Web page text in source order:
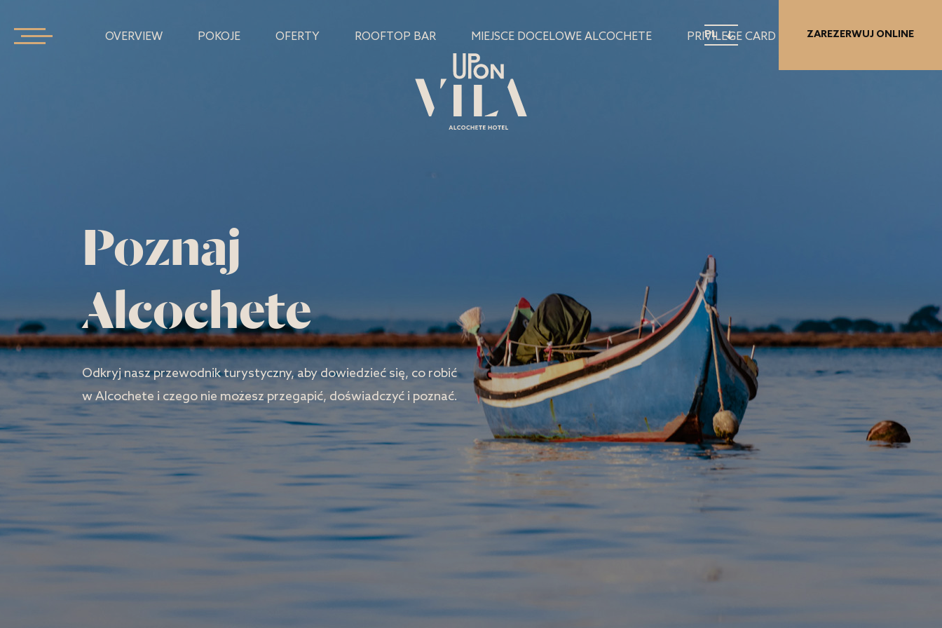
OVERVIEW POKOJE OFERTY ROOFTOP BAR MIEJSCE DOCELOWE ALCOCHETE PRIVILEGE CARD
PL ZAREZERWUJ ONLINE
Poznaj
Alcochete
Odkryj nasz przewodnik turystyczny, aby dowiedzieć się, co robić
w Alcochete i czego nie możesz przegapić, doświadczyć i poznać.